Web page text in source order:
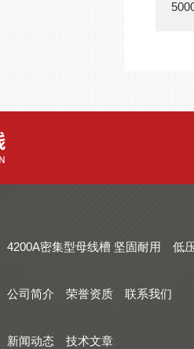
4200A密集型母线槽 坚固耐用
低
公司简介 荣誉资质 联系我们
新闻动态 技术文章